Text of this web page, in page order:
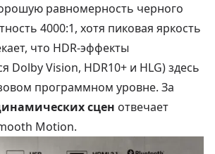
равномерность черного
4000:1, хотя пиковая яркость
что HDR-эффекты
Dolby Vision, HDR10+ и HLG) здесь
программном уровне. За
сцен отвечает
Motion.